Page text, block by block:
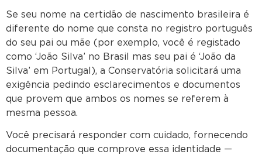
Se seu nome na certidão de nascimento brasileira é
diferente do nome que consta no registro português
do seu pai ou mãe (por exemplo, você é registado
como ‘João Silva’ no Brasil mas seu pai é ‘João da
Silva’ em Portugal), a Conservatória solicitará uma
exigência pedindo esclarecimentos e documentos
que provem que ambos os nomes se referem à
mesma pessoa.
Você precisará responder com cuidado, fornecendo
documentação que comprove essa identidade —